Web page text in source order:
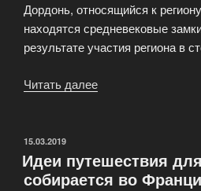
Дордонь, относящийся к
находятся средневековые
результате участия региона в
Читать далее
во
Франции?»
ОПУБЛИКОВАНО
15.03.2019
Идеи путешествия
собирается во